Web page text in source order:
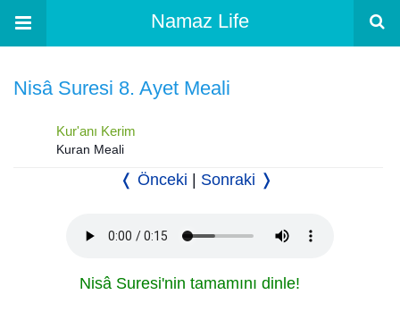
Namaz Life
Nisâ Suresi 8. Ayet Meali
Kur'anı Kerim
Kuran Meali
❬ Önceki Sonraki ❭
Nisâ Suresi'nin tamamını dinle!